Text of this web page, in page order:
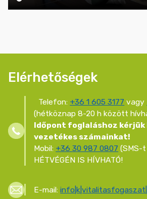
Elérhetőségek
Telefon: +36 1 605 3177 vagy
(hétköznap 8-20 h között
Időpont foglaláshoz kérjük
vezetékes számainkat!
Mobil: +36 30 987 0807 (SMS-
HÉTVÉGÉN IS HÍVHATÓ!
E-mail: